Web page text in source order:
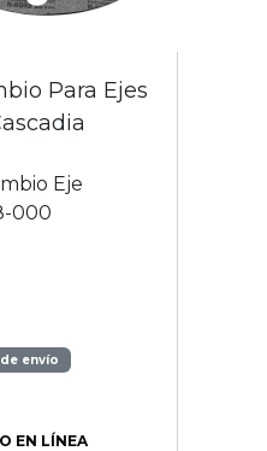
Para Ejes
Eje
000
envío
EN LÍNEA